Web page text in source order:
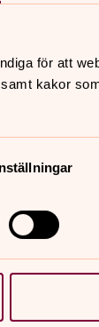
för att
kakor
har två
- allt